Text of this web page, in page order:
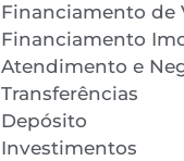
Financiamento de
Financiamento
Atendimento e
Transferências
Depósito
Investimentos